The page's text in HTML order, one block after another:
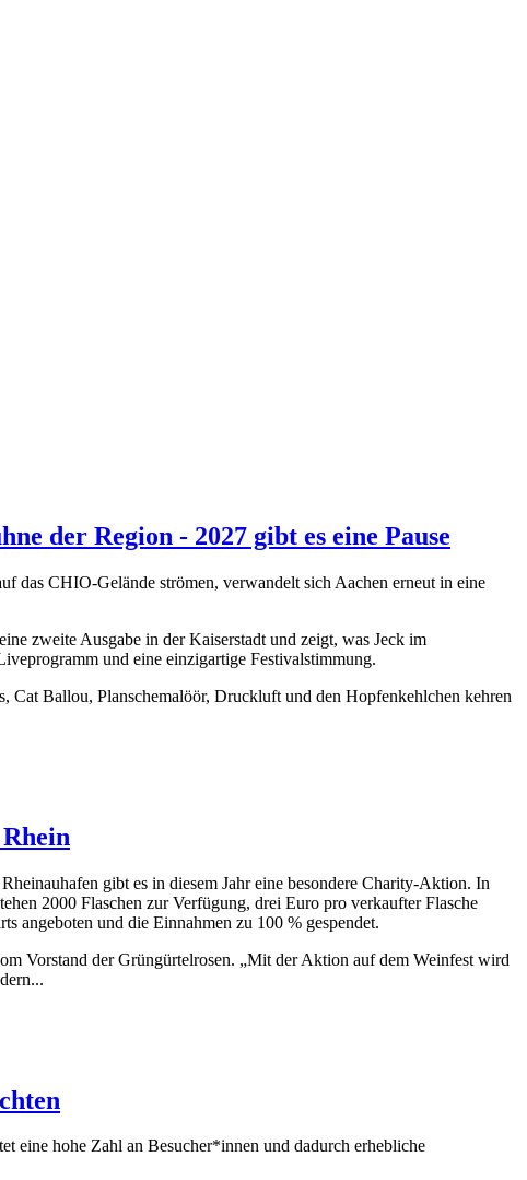
der Region - 2027 gibt es eine Pause
das CHIO-Gelände strömen, verwandelt sich Aachen erneut in eine
zweite Ausgabe in der Kaiserstadt und zeigt, was Jeck im
und eine einzigartige Festivalstimmung.
Ballou, Planschemalöör, Druckluft und den Hopfenkehlchen kehren
gibt es in diesem Jahr eine besondere Charity-Aktion. In
2000 Flaschen zur Verfügung, drei Euro pro verkaufter Flasche
angeboten und die Einnahmen zu 100 % gespendet.
Vorstand der Grüngürtelrosen. „Mit der Aktion auf dem Weinfest wird
eine hohe Zahl an Besucher*innen und dadurch erhebliche